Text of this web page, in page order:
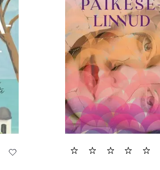
Psühholoogia (185) Rahandus (46)
(9) Tervis (147)
Õppekirjandus (48) Ühiskond